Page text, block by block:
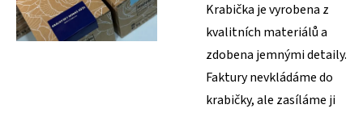
Krabička je vyrobena z
kvalitních materiálů a
zdobena jemnými detaily.
Faktury nevkládáme do
krabičky, ale zasíláme ji